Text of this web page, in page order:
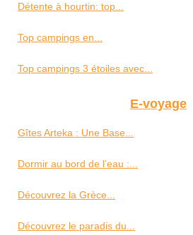
Détente à hourtin: top...
Top campings en...
Top campings 3 étoiles avec...
E-voyage
Gîtes Arteka : Une Base...
Dormir au bord de l’eau :...
Découvrez la Grèce...
Découvrez le paradis du...